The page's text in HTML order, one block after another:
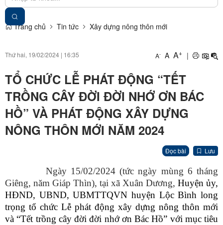
Trang chủ Tin tức Xây dựng nông thôn mới
Thứ hai, 19/02/2024 | 16:35 A- A A+ |
TỔ CHỨC LỄ PHÁT ĐỘNG “TẾT
TRỒNG CÂY ĐỜI ĐỜI NHỚ ƠN BÁC
HỒ” VÀ PHÁT ĐỘNG XÂY DỰNG
NÔNG THÔN MỚI NĂM 2024
Đọc bài Lưu
Ngày 15/02/2024 (tức ngày mùng 6 tháng
Giêng, năm Giáp Thìn), tại xã Xuân Dương, Huyện ủy,
HĐND, UBND, UBMTTQVN huyện Lộc Bình long
trọng tổ chức Lễ phát động xây dựng nông thôn mới
và “Tết trồng cây đời đời nhớ ơn Bác Hồ” với mục tiêu